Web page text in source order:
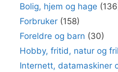
Bolig, hjem og hage
Forbruker (158)
Foreldre og barn (30)
Hobby, fritid, natur og
Internett, datamaskiner